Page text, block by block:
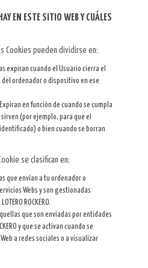
EN ESTE SITIO WEB Y CUÁLES
Cookies pueden dividirse en:
expiran cuando el Usuario cierra el
ordenador o dispositivo en ese
en función de cuando se cumpla
(por ejemplo, para que el
o bien cuando se borran
se clasifican en:
que envían a tu ordenador o
Webs y son gestionadas
ROCKERO.
que son enviadas por entidades
y que se activan cuando se
a redes sociales o a visualizar